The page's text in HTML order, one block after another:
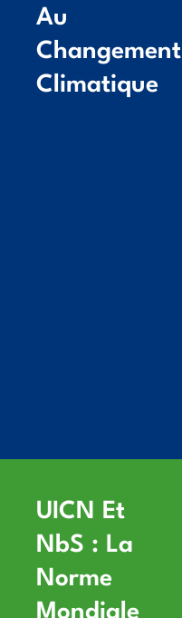
Au
Changement
Climatique
UICN Et
NbS : La
Norme
Mondiale